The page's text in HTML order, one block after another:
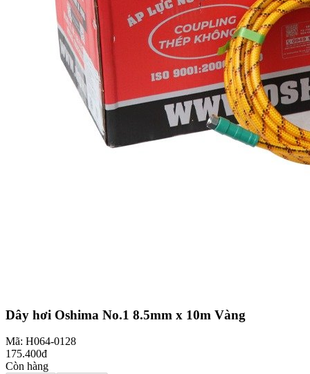
Dây hơi Oshima No.1 8.5mm x 10m Vàng
Mã: H064-0128
175.400đ
Còn hàng